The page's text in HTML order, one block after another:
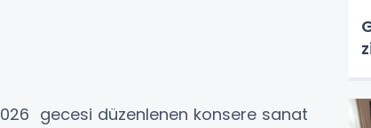
gecesi düzenlenen konsere sanat